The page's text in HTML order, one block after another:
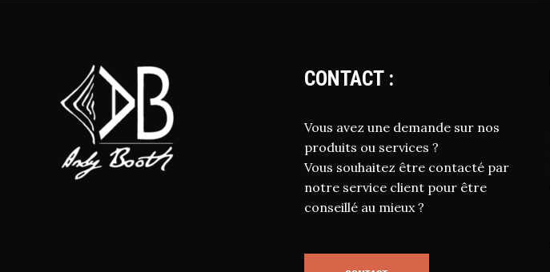
CONTACT :
Vous avez une demande sur nos
produits ou services ?
Vous souhaitez être contacté par
notre service client pour être
conseillé au mieux ?